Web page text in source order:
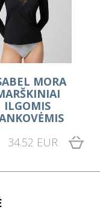
MORA
ILGOMIS
34.52 EUR